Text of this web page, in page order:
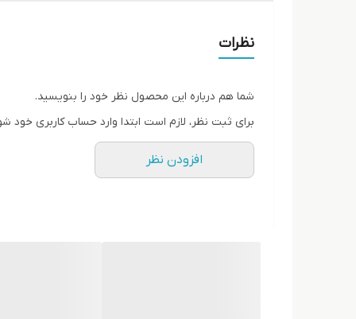
نظرات
شما هم درباره این محصول نظر خود را بنویسید.
برای ثبت نظر، لازم است ابتدا وارد حساب کاربری خود
افزودن نظر